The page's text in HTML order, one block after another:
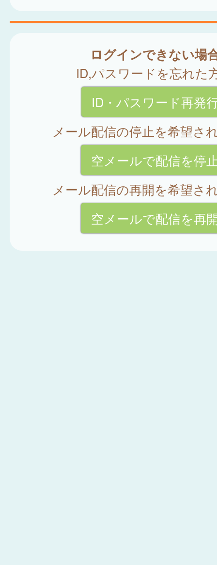
ログインできない場
ID,パスワードを忘れた
ID・パスワード再発
メール配信の停止を希望さ
空メールで配信を停
メール配信の再開を希望さ
空メールで配信を再